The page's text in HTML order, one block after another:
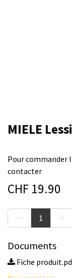
MIELE
Pour commander
contacter
CHF 19.90
Documents
Fiche